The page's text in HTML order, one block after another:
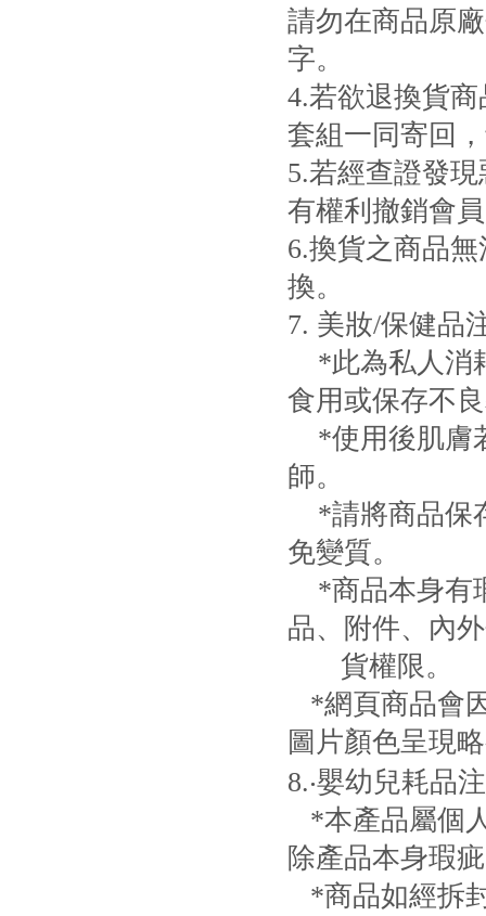
請勿在商品原
字。
4.若欲退換貨
套組一同寄回
5.若經查證發
有權利撤銷會
6.換貨之商品
換。
7. 美妝/保健品
*此為私人消
食用或保存不
*使用後肌膚
師。
*請將商品保
免變質。
*商品本身有
品、附件、內
貨權限。
*網頁商品會
圖片顏色呈現
8.‧嬰幼兒耗品
*本產品屬個
除產品本身瑕
*商品如經拆